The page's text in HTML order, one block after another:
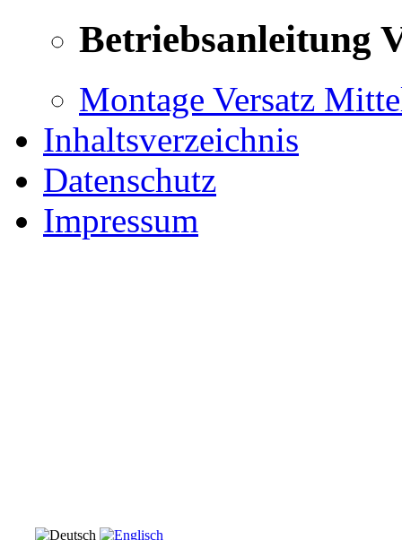
Betriebsanleitung
Montage Versatz
Inhaltsverzeichnis
Datenschutz
Impressum